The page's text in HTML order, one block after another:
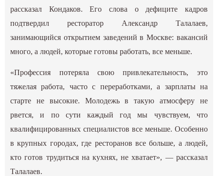
рассказал Кондаков. Его слова о дефиците кадров
подтвердил ресторатор Александр Талалаев,
занимающийся открытием заведений в Москве: вакансий
много, а людей, которые готовы работать, все меньше.
«Профессия потеряла свою привлекательность, это
тяжелая работа, часто с переработками, а зарплаты на
старте не высокие. Молодежь в такую атмосферу не
рвется, и по сути каждый год мы чувствуем, что
квалифицированных специалистов все меньше. Особенно
в крупных городах, где ресторанов все больше, а людей,
кто готов трудиться на кухнях, не хватает», — рассказал
Талалаев.